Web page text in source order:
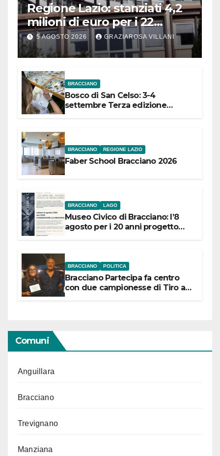
Regione Lazio: stanziati 4,2
milioni di euro per i 22
Comuni dell’Etruria
Meridionale
5 AGOSTO 2026 GRAZIAROSA VILLANI
BRACCIANO
Bosco di San Celso: 3-4
settembre Terza edizione
BRACCIANO REGIONE LAZIO
Faber School Bracciano 2026
BRACCIANO LAGO
Museo Civico di Bracciano: l’8
agosto per i 20 anni progetto
BRACCIANO POLITICA
Bracciano Partecipa fa centro
con due campionesse di Tiro a
Comuni
Anguillara
Bracciano
Trevignano
Manziana